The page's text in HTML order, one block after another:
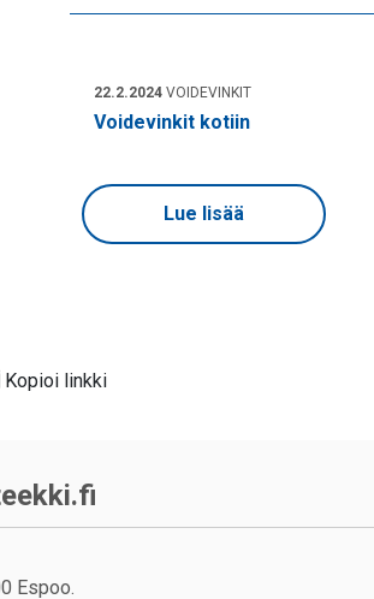
22.2.2024 VOIDEVINKIT
Voidevinkit kotiin
Lue lisää
Kopioi linkki
Espoo.